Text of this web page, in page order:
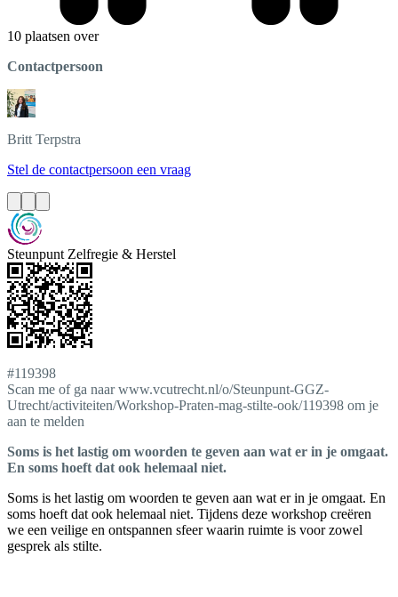
10 plaatsen over
Contactpersoon
Britt Terpstra
Stel de contactpersoon een vraag
Steunpunt Zelfregie & Herstel
#119398
Scan me of ga naar www.vcutrecht.nl/o/Steunpunt-GGZ-
Utrecht/activiteiten/Workshop-Praten-mag-stilte-ook/119398 om je
aan te melden
Soms is het lastig om woorden te geven aan wat er in je omgaat.
En soms hoeft dat ook helemaal niet.
Soms is het lastig om woorden te geven aan wat er in je omgaat. En
soms hoeft dat ook helemaal niet. Tijdens deze workshop creëren
we een veilige en ontspannen sfeer waarin ruimte is voor zowel
gesprek als stilte.